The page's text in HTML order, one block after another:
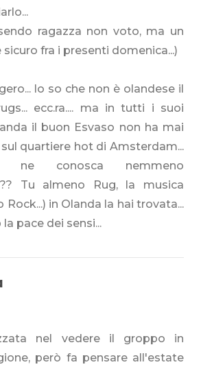
ragazza non voto, ma un
fra i presenti domenica...)
lo so che non è olandese il
ecc.ra.... ma in tutti i suoi
il buon Esvaso non ha mai
quartiere hot di Amsterdam...
ne conosca nemmeno
Tu almeno Rug, la musica
Rock...) in Olanda la hai trovata...
pace dei sensi...
nel vedere il groppo in
però fa pensare all'estate